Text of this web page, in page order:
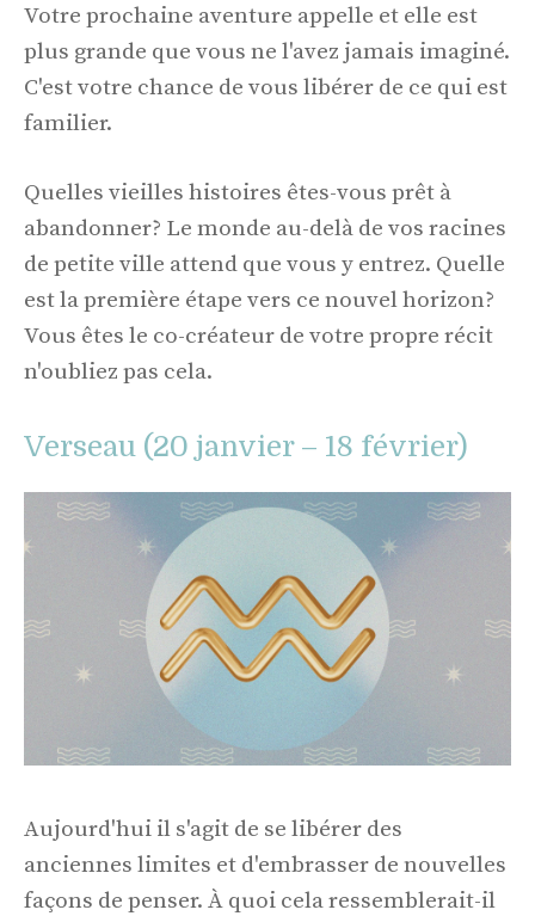
Votre prochaine aventure appelle et elle est
plus grande que vous ne l'avez jamais imaginé.
C'est votre chance de vous libérer de ce qui est
familier.
Quelles vieilles histoires êtes-vous prêt à
abandonner? Le monde au-delà de vos racines
de petite ville attend que vous y entrez. Quelle
est la première étape vers ce nouvel horizon?
Vous êtes le co-créateur de votre propre récit
n'oubliez pas cela.
Verseau (20 janvier – 18 février)
Aujourd'hui il s'agit de se libérer des
anciennes limites et d'embrasser de nouvelles
façons de penser. À quoi cela ressemblerait-il